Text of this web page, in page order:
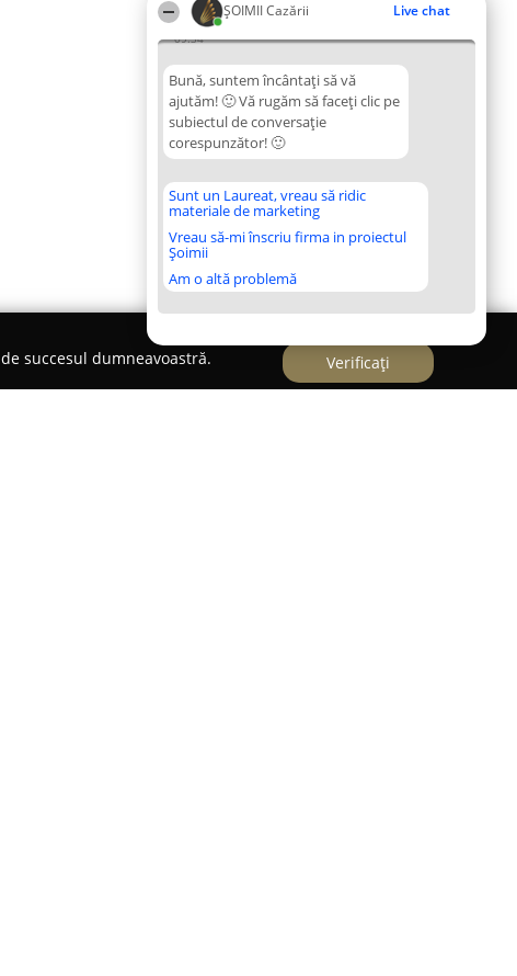
ȘOIMII Cazării Live chat
09:34
Bună, suntem încântați să vă
ajutăm! 🙂 Vă rugăm să faceți clic pe
subiectul de conversație
corespunzător! 🙂
Sunt un Laureat, vreau să ridic
materiale de marketing
Vreau să-mi înscriu firma in proiectul
Șoimii
Am o altă problemă
succesul dumneavoastră.
Verificați